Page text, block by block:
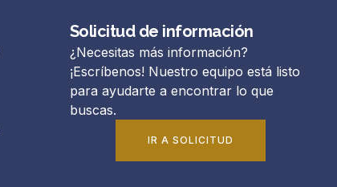
Solicitud de información
¿Necesitas más información?
¡Escríbenos! Nuestro equipo está listo
para ayudarte a encontrar lo que
buscas.
IR A SOLICITUD